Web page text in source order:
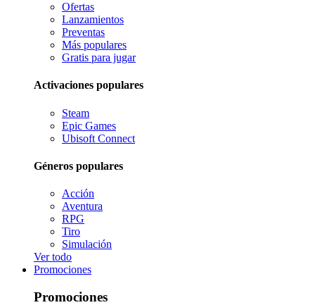
Ofertas
Lanzamientos
Preventas
Más populares
Gratis para jugar
Activaciones populares
Steam
Epic Games
Ubisoft Connect
Géneros populares
Acción
Aventura
RPG
Tiro
Simulación
Ver todo
Promociones
Promociones